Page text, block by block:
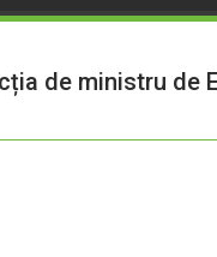
de ministru de